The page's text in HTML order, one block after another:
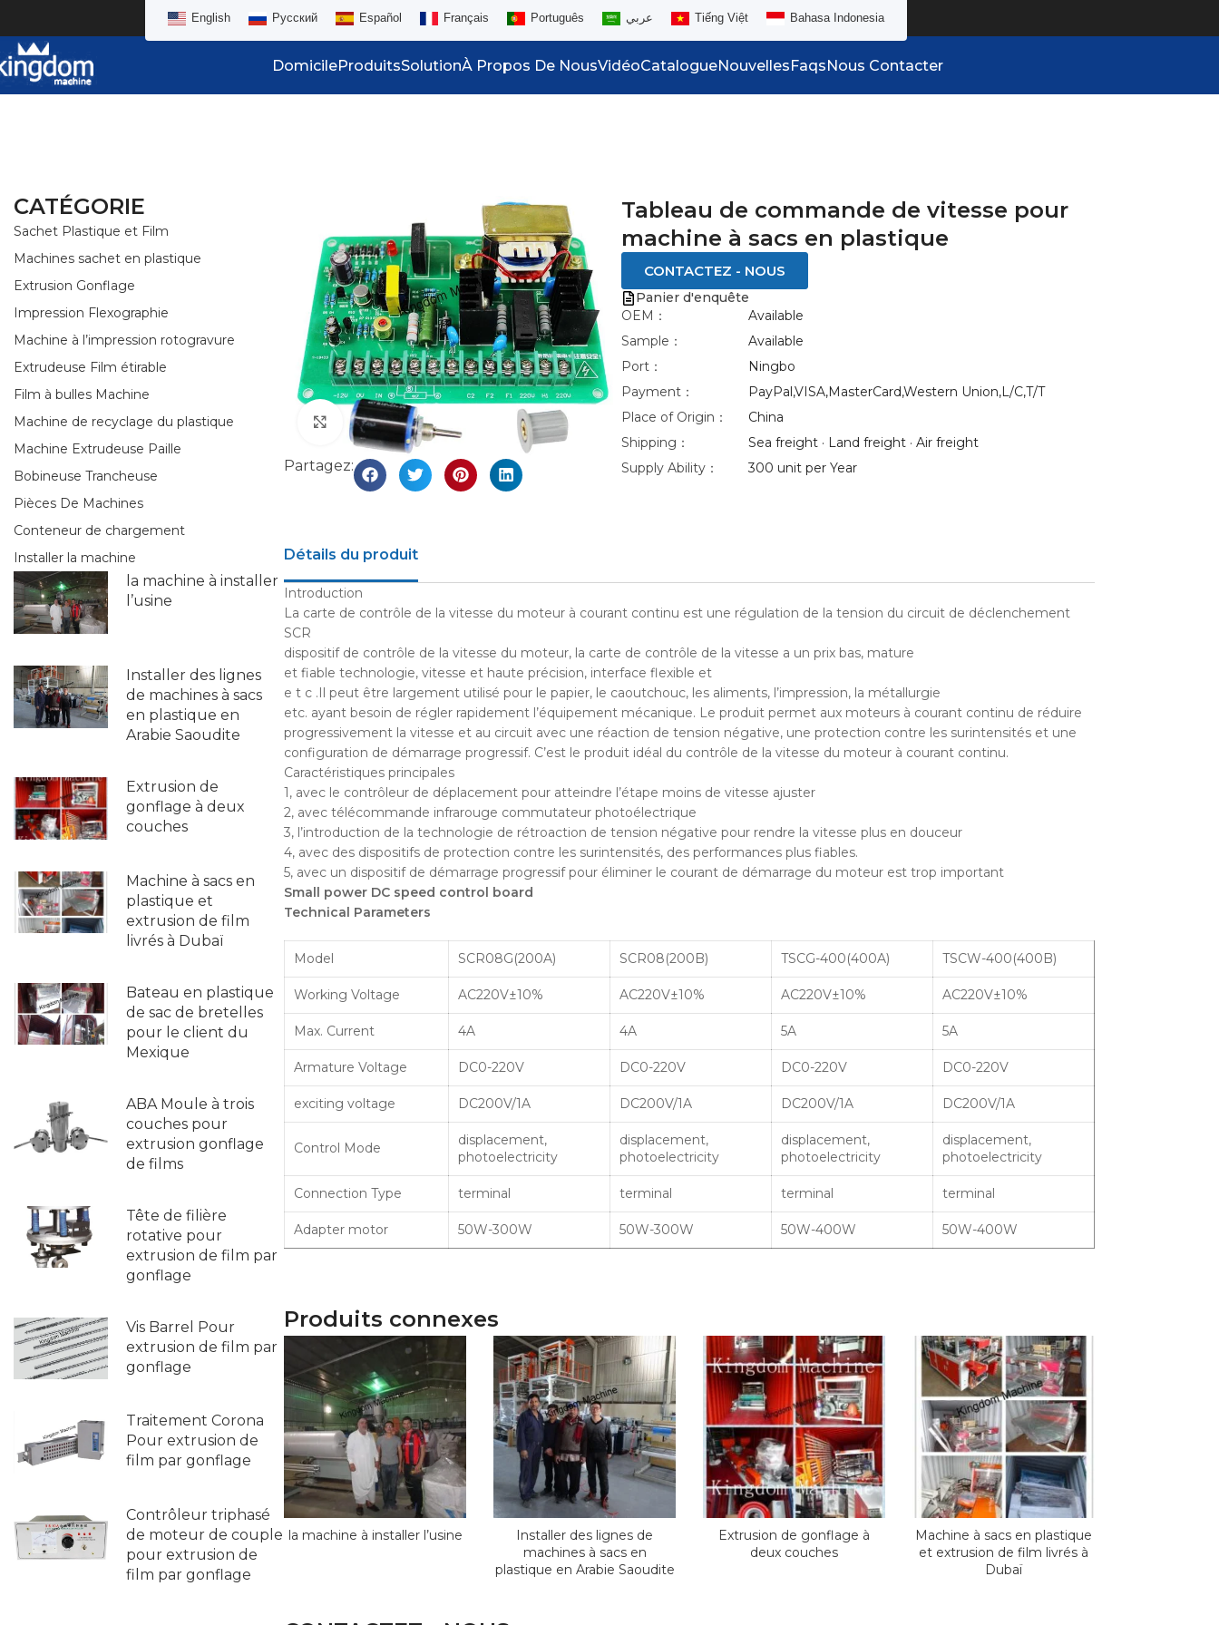
English Русский Español Français Português عربي Tiếng Việt Bahasa Indonesia
DomicileProduitsSolutionÀ Propos De NousVidéoCatalogueNouvellesFaqsNous Contacter
CATÉGORIE
Sachet Plastique et Film
Machines sachet en plastique
Extrusion Gonflage
Impression Flexographie
Machine à l’impression rotogravure
Extrudeuse Film étirable
Film à bulles Machine
Machine de recyclage du plastique
Machine Extrudeuse Paille
Bobineuse Trancheuse
Pièces De Machines
Conteneur de chargement
Installer la machine
la machine à installer
l’usine
Installer des lignes
de machines à sacs
en plastique en
Arabie Saoudite
Extrusion de
gonflage à deux
couches
Machine à sacs en
plastique et
extrusion de film
livrés à Dubaï
Bateau en plastique
de sac de bretelles
pour le client du
Mexique
ABA Moule à trois
couches pour
extrusion gonflage
de films
Tête de filière
rotative pour
extrusion de film par
gonflage
Vis Barrel Pour
extrusion de film par
gonflage
Traitement Corona
Pour extrusion de
film par gonflage
Contrôleur triphasé
de moteur de couple
pour extrusion de
film par gonflage
Click to enlarge
Partagez:
Tableau de commande de vitesse pour
machine à sacs en plastique
CONTACTEZ - NOUS
Panier d'enquête
OEM：
Available
Sample：
Available
Port：
Ningbo
Payment：
PayPal,VISA,MasterCard,Western Union,L/C,T/T
Place of Origin：
China
Shipping：
Sea freight · Land freight · Air freight
Supply Ability：
300 unit per Year
Détails du produit
Introduction
La carte de contrôle de la vitesse du moteur à courant continu est une régulation de la tension du circuit de déclenchement
SCR
dispositif de contrôle de la vitesse du moteur, la carte de contrôle de la vitesse a un prix bas, mature
et fiable technologie, vitesse et haute précision, interface flexible et
e t c .Il peut être largement utilisé pour le papier, le caoutchouc, les aliments, l’impression, la métallurgie
etc. ayant besoin de régler rapidement l’équipement mécanique. Le produit permet aux moteurs à courant continu de réduire
progressivement la vitesse et au circuit avec une réaction de tension négative, une protection contre les surintensités et une
configuration de démarrage progressif. C’est le produit idéal du contrôle de la vitesse du moteur à courant continu.
Caractéristiques principales
1, avec le contrôleur de déplacement pour atteindre l’étape moins de vitesse ajuster
2, avec télécommande infrarouge commutateur photoélectrique
3, l’introduction de la technologie de rétroaction de tension négative pour rendre la vitesse plus en douceur
4, avec des dispositifs de protection contre les surintensités, des performances plus fiables.
5, avec un dispositif de démarrage progressif pour éliminer le courant de démarrage du moteur est trop important
Small power DC speed control board
Technical Parameters
Model SCR08G(200A) SCR08(200B) TSCG-400(400A) TSCW-400(400B)
Working Voltage AC220V±10% AC220V±10% AC220V±10% AC220V±10%
Max. Current 4A 4A 5A 5A
Armature Voltage DC0-220V DC0-220V DC0-220V DC0-220V
exciting voltage DC200V/1A DC200V/1A DC200V/1A DC200V/1A
Control Mode
displacement,
photoelectricity
displacement,
photoelectricity
displacement,
photoelectricity
displacement,
photoelectricity
Connection Type terminal terminal terminal terminal
Adapter motor 50W-300W 50W-300W 50W-400W 50W-400W
Produits connexes
la machine à installer l’usine
Installer des lignes de
machines à sacs en
plastique en Arabie Saoudite
Extrusion de gonflage à
deux couches
Machine à sacs en plastique
et extrusion de film livrés à
Dubaï